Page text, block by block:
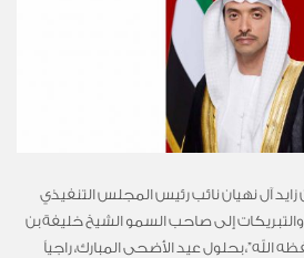
آل نهيان نائب رئيس المجلس التنفيذي
والتبريكات إلى صاحب السمو الشيخ خليفة بن
الله”، بحلول عيد الأضحى المبارك، راجياً